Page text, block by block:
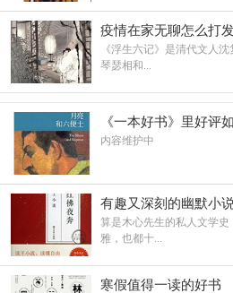
疫情在家无聊怎么打
《浮生六记》是清代文人
琴瑟相和...
《一本好书》里好评
内容维护中
有趣又深刻的幽默小
算是木心先生的私人文学
雅，也都十...
寒假值得一读的好书